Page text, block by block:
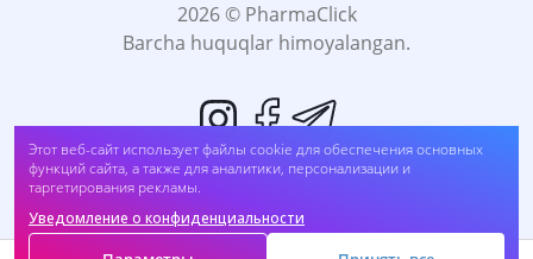
Этот веб-сайт использует файлы cookie для обеспечения основных
функций сайта, а также для аналитики, персонализации и
таргетирования рекламы.
Уведомление о конфиденциальности
Супрастин таб. 25мг №20 (V384В1024##2 677)
UZS32 400
2026 © PharmaClick
Barcha huquqlar himoyalangan.